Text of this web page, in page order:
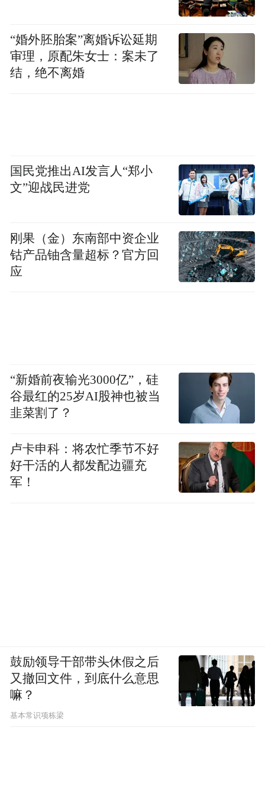
“婚外胚胎案”离婚诉讼延期
审理，原配朱女士：案未了
结，绝不离婚
国民党推出AI发言人“郑小
文”迎战民进党
刚果（金）东南部中资企业
钴产品铀含量超标？官方回
应
“新婚前夜输光3000亿”，硅
谷最红的25岁AI股神也被当
韭菜割了？
卢卡申科：将农忙季节不好
好干活的人都发配边疆充
军！
鼓励领导干部带头休假之后
又撤回文件，到底什么意思
嘛？
基本常识项栋梁